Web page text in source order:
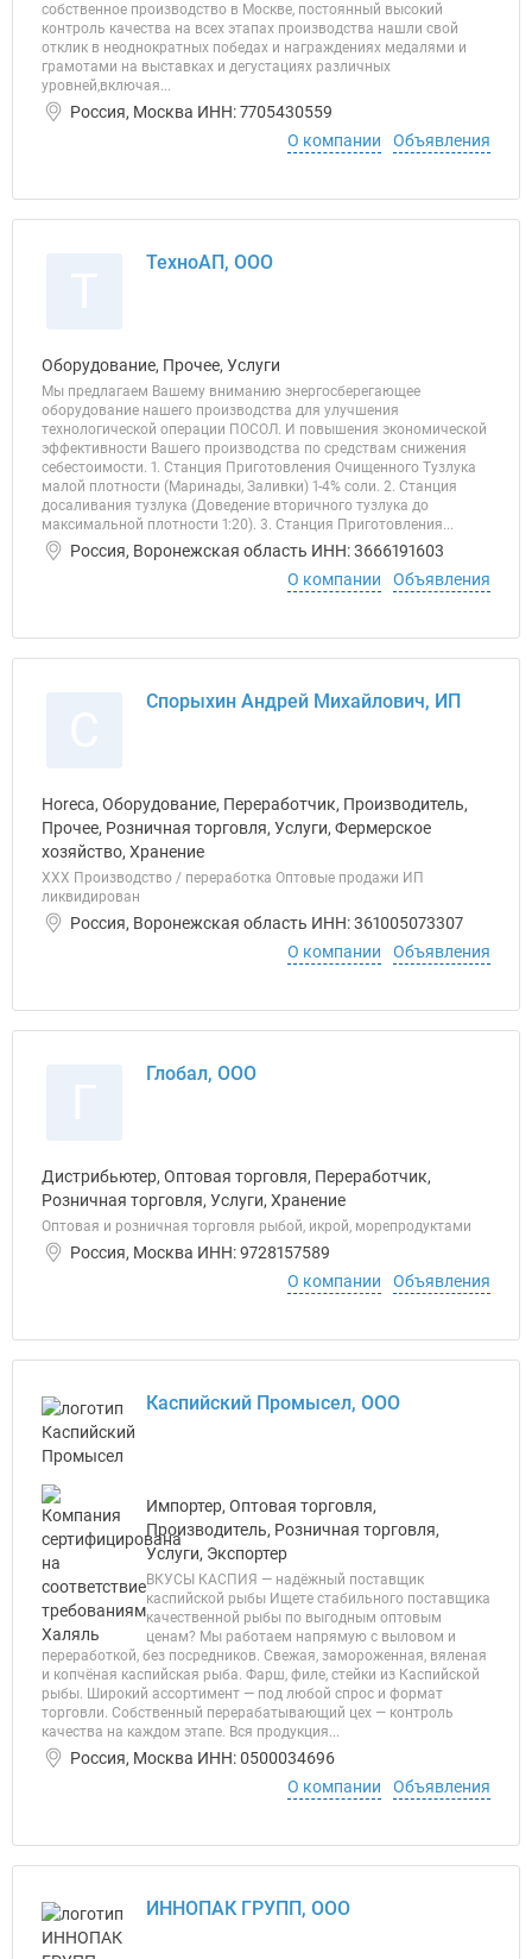
собственное производство в Москве, постоянный высокий
контроль качества на всех этапах производства нашли свой
отклик в неоднократных победах и награждениях медалями и
грамотами на выставках и дегустациях различных
уровней,включая...
Россия, Москва ИНН: 7705430559
О компании
Объявления
ТехноАП, ООО
Оборудование, Прочее, Услуги
Мы предлагаем Вашему вниманию энергосберегающее
оборудование нашего производства для улучшения
технологической операции ПОСОЛ. И повышения экономической
эффективности Вашего производства по средствам снижения
себестоимости. 1. Станция Приготовления Очищенного Тузлука
малой плотности (Маринады, Заливки) 1-4% соли. 2. Станция
досаливания тузлука (Доведение вторичного тузлука до
максимальной плотности 1:20). 3. Станция Приготовления...
Россия, Воронежская область ИНН: 3666191603
О компании
Объявления
Спорыхин Андрей Михайлович, ИП
Horeca, Оборудование, Переработчик, Производитель,
Прочее, Розничная торговля, Услуги, Фермерское
хозяйство, Хранение
ХХХ Производство / переработка Оптовые продажи ИП
ликвидирован
Россия, Воронежская область ИНН: 361005073307
О компании
Объявления
Глобал, ООО
Дистрибьютер, Оптовая торговля, Переработчик,
Розничная торговля, Услуги, Хранение
Оптовая и розничная торговля рыбой, икрой, морепродуктами
Россия, Москва ИНН: 9728157589
О компании
Объявления
Каспийский Промысел, ООО
Импортер, Оптовая торговля,
Производитель, Розничная торговля,
Услуги, Экспортер
ВКУСЫ КАСПИЯ — надёжный поставщик
каспийской рыбы Ищете стабильного поставщика
качественной рыбы по выгодным оптовым
ценам? Мы работаем напрямую с выловом и
переработкой, без посредников. Свежая, замороженная, вяленая
и копчёная каспийская рыба. Фарш, филе, стейки из Каспийской
рыбы. Широкий ассортимент — под любой спрос и формат
торговли. Собственный перерабатывающий цех — контроль
качества на каждом этапе. Вся продукция...
Россия, Москва ИНН: 0500034696
О компании
Объявления
ИННОПАК ГРУПП, ООО